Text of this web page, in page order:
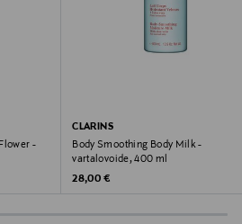
akne, Mario Badescu,
-
CLARINS
Body Smoothing Body Milk -
vartalovoide, 400 ml
Original Price
28,00 €